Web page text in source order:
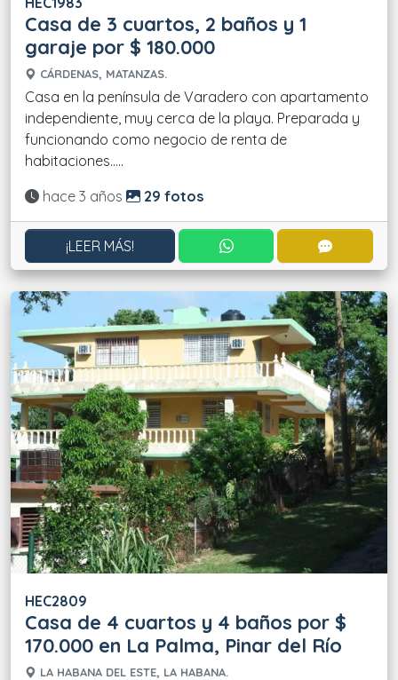
Casa de 3 cuartos, 2 baños y 1
garaje por $ 180.000
CÁRDENAS, MATANZAS.
Casa en la península de Varadero con apartamento
independiente, muy cerca de la playa. Preparada y
funcionando como negocio de renta de
habitaciones.....
Actualizado:
hace 3 años 29 fotos
¡LEER MÁS! CONTACTAR POR
HEC2809
Casa de 4 cuartos y 4 baños por $
170.000 en La Palma, Pinar del Río
LA HABANA DEL ESTE, LA HABANA.